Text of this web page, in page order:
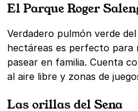
El Parque Roger
Verdadero pulmón verde
hectáreas es perfecto para
pasear en familia. Cuenta
al aire libre y zonas de
Las orillas del Sena